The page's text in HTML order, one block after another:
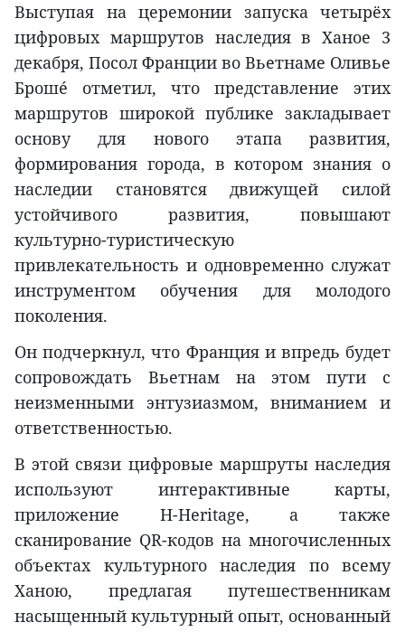
Выступая на церемонии запуска четырёх
цифровых маршрутов наследия в Ханое 3
декабря, Посол Франции во Вьетнаме Оливье
Брошé отметил, что представление этих
маршрутов широкой публике закладывает
основу для нового этапа развития,
формирования города, в котором знания о
наследии становятся движущей силой
устойчивого развития, повышают
культурно-туристическую
привлекательность и одновременно служат
инструментом обучения для молодого
поколения.
Он подчеркнул, что Франция и впредь будет
сопровождать Вьетнам на этом пути с
неизменными энтузиазмом, вниманием и
ответственностью.
В этой связи цифровые маршруты наследия
используют интерактивные карты,
приложение H-Heritage, а также
сканирование QR-кодов на многочисленных
объектах культурного наследия по всему
Ханою, предлагая путешественникам
насыщенный культурный опыт, основанный